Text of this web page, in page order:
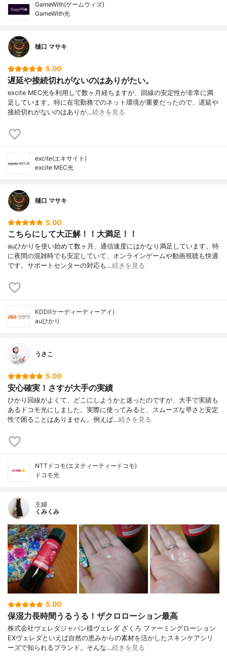
GameWith(ゲームウィズ)
GameWith光
樋口 マサキ
5.00
遅延や接続切れがないのはありがたい。
excite MEC光を利用して数ヶ月経ちますが、回線の安定性が非常に満
足しています。特に在宅勤務でのネット環境が重要だったので、遅延や
接続切れがないのはありが…続きを見る
excite(エキサイト)
excite MEC光
樋口 マサキ
5.00
こちらにして大正解！！大満足！！
auひかりを使い始めて数ヶ月、通信速度にはかなり満足しています。特
に夜間の混雑時でも安定していて、オンラインゲームや動画視聴も快適
です。サポートセンターの対応も…続きを見る
KDDI(ケーディーディーアイ)
auひかり
うさこ
5.00
安心確実！さすが大手の実績
ひかり回線がよくて、どこにしようかと迷ったのですが、大手で実績も
あるドコモ光にしました。実際に使ってみると、スムーズな早さと安定
性で困ることはありません。例えば…続きを見る
NTTドコモ(エヌティーティードコモ)
ドコモ光
主婦
くみくみ
5.00
保湿力長時間うるうる！ザクロローション最高
株式会社ヴェレダジャパン様ヴェレダ ざくろ ファーミングローション
EXヴェレダといえば自然の恵みからの素材を活かしたスキンケアシリ
ーズで知られるブランド。そんな…続きを見る